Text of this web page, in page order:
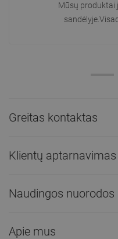
Mūsų produktai
Greitas kontaktas
Klientų aptarnavimas
Naudingos nuorodos
Apie mus